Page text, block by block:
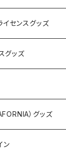
イセンスグッズ
ズ
グッズ
）グッズ
ン